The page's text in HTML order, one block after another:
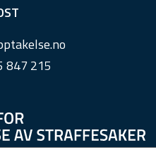
no
847 215